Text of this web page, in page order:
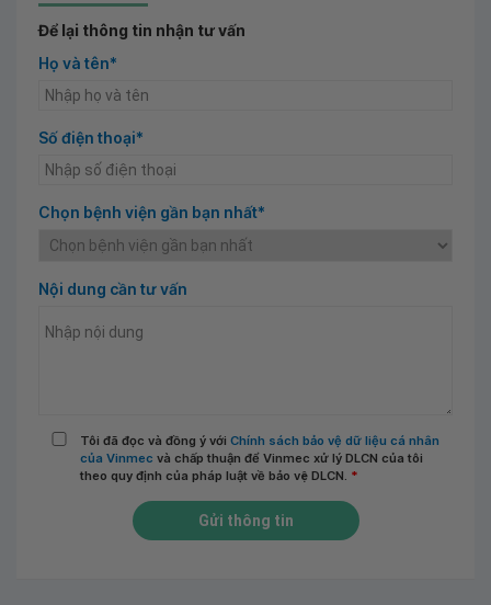
Để lại thông tin nhận tư vấn
Họ và tên*
Số điện thoại*
Chọn bệnh viện gần bạn nhất*
Nội dung cần tư vấn
Tôi đã đọc và đồng ý với Chính sách bảo vệ dữ liệu cá nhân
của Vinmec và chấp thuận để Vinmec xử lý DLCN của tôi
theo quy định của pháp luật về bảo vệ DLCN. *
Gửi thông tin